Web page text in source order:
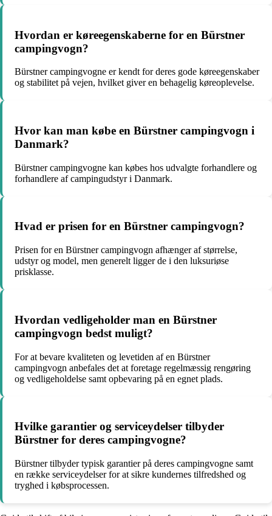
Hvordan er køreegenskaberne for en Bürstner
campingvogn?
Bürstner campingvogne er kendt for deres gode køreegenskaber
og stabilitet på vejen, hvilket giver en behagelig køreoplevelse.
Hvor kan man købe en Bürstner campingvogn i
Danmark?
Bürstner campingvogne kan købes hos udvalgte forhandlere og
forhandlere af campingudstyr i Danmark.
Hvad er prisen for en Bürstner campingvogn?
Prisen for en Bürstner campingvogn afhænger af størrelse,
udstyr og model, men generelt ligger de i den luksuriøse
prisklasse.
Hvordan vedligeholder man en Bürstner
campingvogn bedst muligt?
For at bevare kvaliteten og levetiden af en Bürstner
campingvogn anbefales det at foretage regelmæssig rengøring
og vedligeholdelse samt opbevaring på en egnet plads.
Hvilke garantier og serviceydelser tilbyder
Bürstner for deres campingvogne?
Bürstner tilbyder typisk garantier på deres campingvogne samt
en række serviceydelser for at sikre kundernes tilfredshed og
tryghed i købsprocessen.